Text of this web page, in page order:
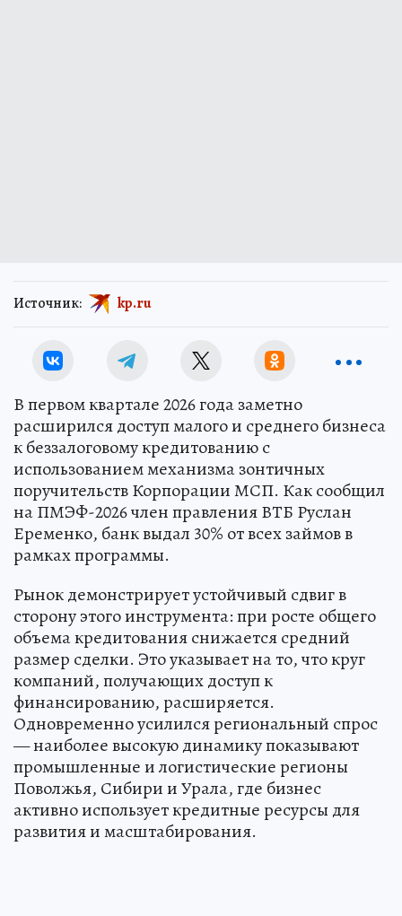
Источник: kp.ru
В первом квартале 2026 года заметно
расширился доступ малого и среднего бизнеса
к беззалоговому кредитованию с
использованием механизма зонтичных
поручительств Корпорации МСП. Как сообщил
на ПМЭФ-2026 член правления ВТБ Руслан
Еременко, банк выдал 30% от всех займов в
рамках программы.
Рынок демонстрирует устойчивый сдвиг в
сторону этого инструмента: при росте общего
объема кредитования снижается средний
размер сделки. Это указывает на то, что круг
компаний, получающих доступ к
финансированию, расширяется.
Одновременно усилился региональный спрос
— наиболее высокую динамику показывают
промышленные и логистические регионы
Поволжья, Сибири и Урала, где бизнес
активно использует кредитные ресурсы для
развития и масштабирования.